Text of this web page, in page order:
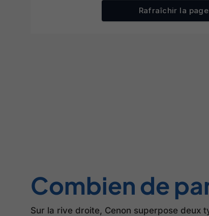
Combien de
Sur la rive droite, Cenon superpose deux